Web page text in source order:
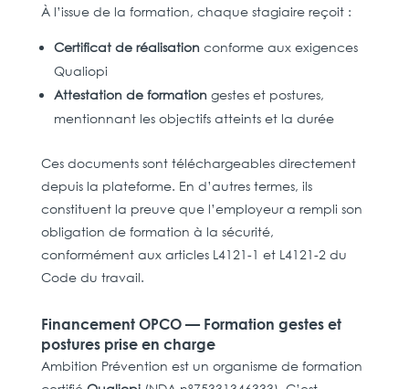
À l’issue de la formation, chaque stagiaire reçoit :
Certificat de réalisation conforme aux exigences
Qualiopi
Attestation de formation gestes et postures,
mentionnant les objectifs atteints et la durée
Ces documents sont téléchargeables directement
depuis la plateforme. En d’autres termes, ils
constituent la preuve que l’employeur a rempli son
obligation de formation à la sécurité,
conformément aux articles L4121-1 et L4121-2 du
Code du travail.
Financement OPCO — Formation gestes et
postures prise en charge
Ambition Prévention est un organisme de formation